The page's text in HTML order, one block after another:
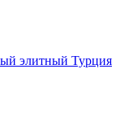
элитный Турция